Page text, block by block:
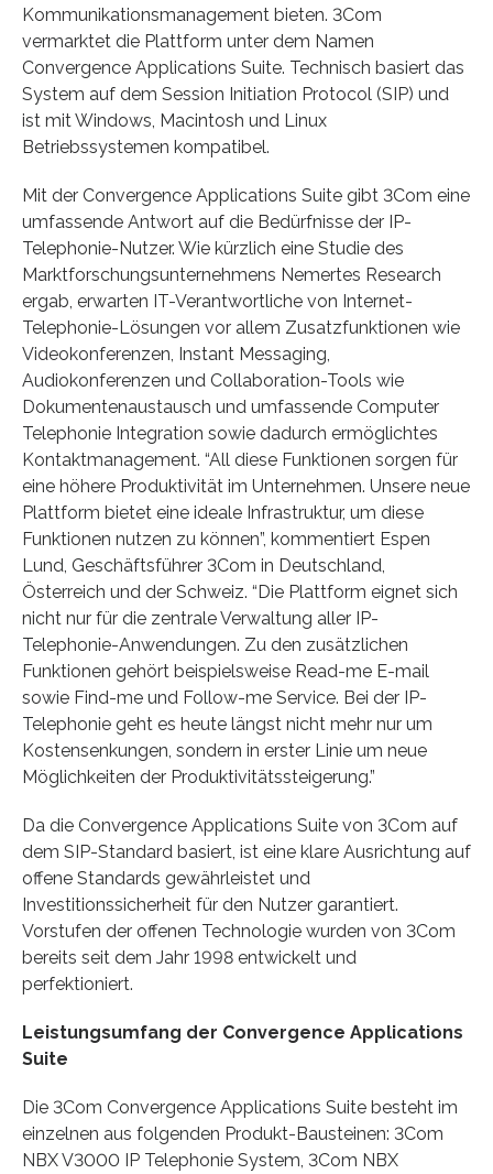
Kommunikationsmanagement bieten. 3Com
vermarktet die Plattform unter dem Namen
Convergence Applications Suite. Technisch basiert das
System auf dem Session Initiation Protocol (SIP) und
ist mit Windows, Macintosh und Linux
Betriebssystemen kompatibel.
Mit der Convergence Applications Suite gibt 3Com eine
umfassende Antwort auf die Bedürfnisse der IP-
Telephonie-Nutzer. Wie kürzlich eine Studie des
Marktforschungsunternehmens Nemertes Research
ergab, erwarten IT-Verantwortliche von Internet-
Telephonie-Lösungen vor allem Zusatzfunktionen wie
Videokonferenzen, Instant Messaging,
Audiokonferenzen und Collaboration-Tools wie
Dokumentenaustausch und umfassende Computer
Telephonie Integration sowie dadurch ermöglichtes
Kontaktmanagement. “All diese Funktionen sorgen für
eine höhere Produktivität im Unternehmen. Unsere neue
Plattform bietet eine ideale Infrastruktur, um diese
Funktionen nutzen zu können”, kommentiert Espen
Lund, Geschäftsführer 3Com in Deutschland,
Österreich und der Schweiz. “Die Plattform eignet sich
nicht nur für die zentrale Verwaltung aller IP-
Telephonie-Anwendungen. Zu den zusätzlichen
Funktionen gehört beispielsweise Read-me E-mail
sowie Find-me und Follow-me Service. Bei der IP-
Telephonie geht es heute längst nicht mehr nur um
Kostensenkungen, sondern in erster Linie um neue
Möglichkeiten der Produktivitätssteigerung.”
Da die Convergence Applications Suite von 3Com auf
dem SIP-Standard basiert, ist eine klare Ausrichtung auf
offene Standards gewährleistet und
Investitionssicherheit für den Nutzer garantiert.
Vorstufen der offenen Technologie wurden von 3Com
bereits seit dem Jahr 1998 entwickelt und
perfektioniert.
Leistungsumfang der Convergence Applications
Suite
Die 3Com Convergence Applications Suite besteht im
einzelnen aus folgenden Produkt-Bausteinen: 3Com
NBX V3000 IP Telephonie System, 3Com NBX